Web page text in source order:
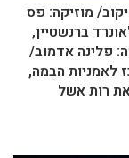
מוזיקה: פס
ברנשטיין,
פלינה אדמוב/
לאמניות הבמה,